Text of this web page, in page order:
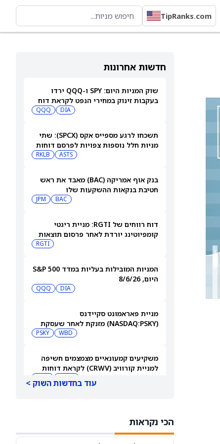
TipRanks.com
חדשות אחרונות
שוק המניות היום: SPY ו-QQQ ירדו
בעקבות זינוק במחירי הנפט לקראת דוח
DIA
QQQ
תשכחו לרגע מספייס אקס (SPCX): שתי
מניות חלל נוספות צפויות לפרסם דוחות
ASTS
RKLB
בנק אוף אמריקה (BAC) מאבד את ראש
חטיבת בנקאות ההשקעות שלו
BAC
JPM
דוח רווחים של RGTI: מניית ריגטי
קומפיוטינג יורדת לאחר פרסום תוצאות
RGTI
המניות המובילות בעליות במדד S&P 500
היום, 8/6/26
DIA
QQQ
מניית פאראמונט סקיידנס
(NASDAQ:PSKY) מזנקת לאחר שעסקת
המיזוג קיבלה אישור בבריטניהWBD
PSKY
משקיעים קמעונאיים מצמצמים חשיפה
למניית קורוויב (CRWV) לקראת דוחות
דולר
עוד בחדשות השוק >
הכי נקראות